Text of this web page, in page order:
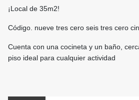
¡Local de 35m2!
Código. nueve tres cero seis tres cero
Cuenta con una cocineta y un baño,
piso ideal para cualquier actividad